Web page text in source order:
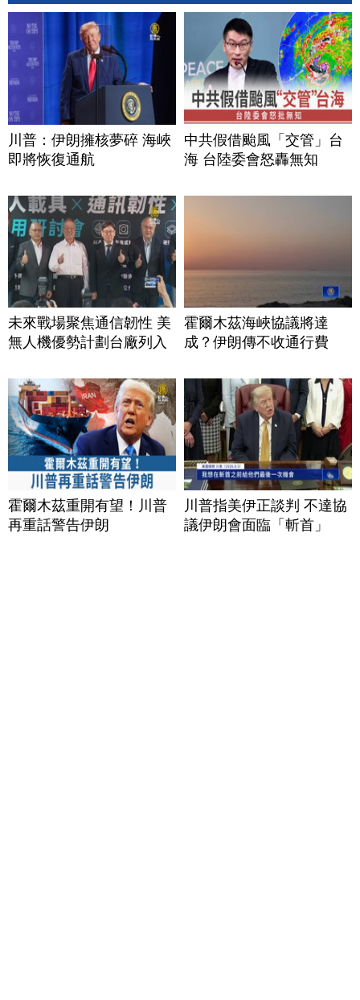
川普：伊朗擁核夢碎 海峽
即將恢復通航
中共假借颱風「交管」台
海 台陸委會怒轟無知
未來戰場聚焦通信韌性 美
無人機優勢計劃台廠列入
霍爾木茲海峽協議將達
成？伊朗傳不收通行費
霍爾木茲重開有望！川普
再重話警告伊朗
川普指美伊正談判 不達協
議伊朗會面臨「斬首」